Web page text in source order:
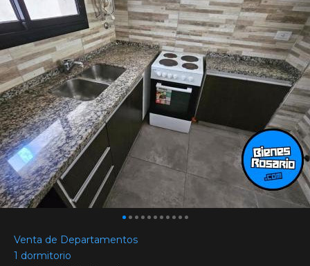
Venta de Departamentos
1 dormitorio